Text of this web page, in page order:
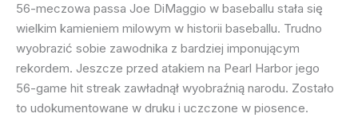
56-meczowa passa Joe DiMaggio w baseballu stała się
wielkim kamieniem milowym w historii baseballu. Trudno
wyobrazić sobie zawodnika z bardziej imponującym
rekordem. Jeszcze przed atakiem na Pearl Harbor jego
56-game hit streak zawładnął wyobraźnią narodu. Zostało
to udokumentowane w druku i uczczone w piosence.